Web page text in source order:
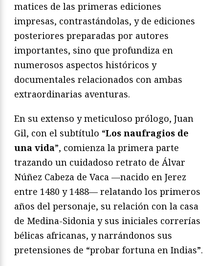
matices de las primeras ediciones
impresas, contrastándolas, y de ediciones
posteriores preparadas por autores
importantes, sino que profundiza en
numerosos aspectos históricos y
documentales relacionados con ambas
extraordinarias aventuras.
En su extenso y meticuloso prólogo, Juan
Gil, con el subtítulo “Los naufragios de
una vida”, comienza la primera parte
trazando un cuidadoso retrato de Álvar
Núñez Cabeza de Vaca —nacido en Jerez
entre 1480 y 1488— relatando los primeros
años del personaje, su relación con la casa
de Medina-Sidonia y sus iniciales correrías
bélicas africanas, y narrándonos sus
pretensiones de “probar fortuna en Indias”.